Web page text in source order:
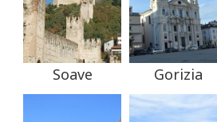
Soave Gorizia